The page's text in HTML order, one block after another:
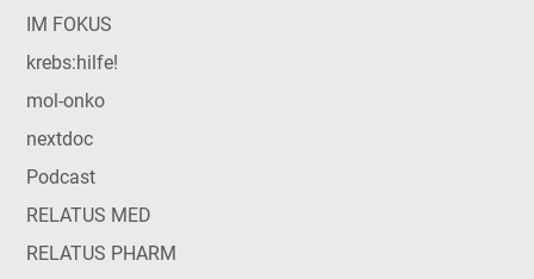
IM FOKUS
krebs:hilfe!
mol-onko
nextdoc
Podcast
RELATUS MED
RELATUS PHARM